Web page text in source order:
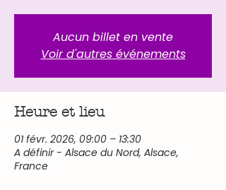
Aucun billet en vente
Voir d'autres événements
Heure et lieu
01 févr. 2026, 09:00 – 13:30
A définir - Alsace du Nord, Alsace,
France